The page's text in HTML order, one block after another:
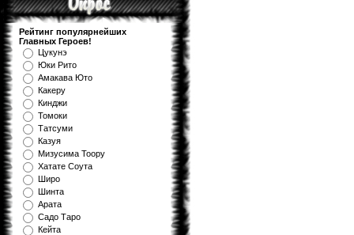
Рейтинг популярнейших
Главных Героев!
Цукунэ
Юки Рито
Амакава Юто
Какеру
Кинджи
Томоки
Татсуми
Казуя
Мизуcима Тоору
Хатате Соута
Широ
Шинта
Арата
Садо Таро
Кейта